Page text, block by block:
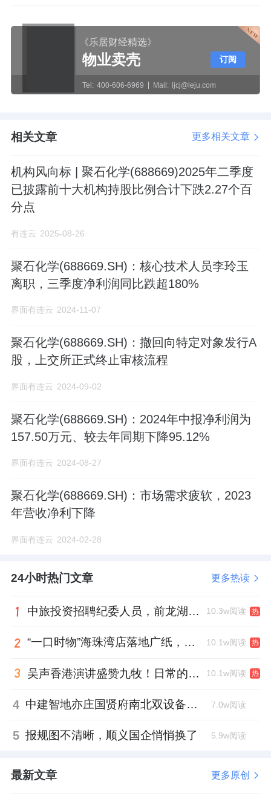
《乐居财经精选》
物业卖壳
Tel: 400-606-6969 Mail: ljcj@leju.com
订阅
相关文章 更多相关文章
机构风向标 | 聚石化学(688669)2025年二季度
已披露前十大机构持股比例合计下跌2.27个百
分点
有连云 2025-08-26
聚石化学(688669.SH)：核心技术人员李玲玉
离职，三季度净利润同比跌超180%
界面有连云 2024-11-07
聚石化学(688669.SH)：撤回向特定对象发行A
股，上交所正式终止审核流程
界面有连云 2024-09-02
聚石化学(688669.SH)：2024年中报净利润为
157.50万元、较去年同期下降95.12%
界面有连云 2024-08-27
聚石化学(688669.SH)：市场需求疲软，2023
年营收净利下降
界面有连云 2024-02-28
24小时热门文章 更多热读
中旅投资招聘纪委人员，前龙湖副总裁胡若翔掌舵 10.3w阅读 热
“一口时物”海珠湾店落地广纸，越秀地产以“新鲜现制”商业新场景打造社区高品质生活 10.1w阅读 热
吴声香港演讲盛赞九牧！日常的小锚点变成科技突破点！ 10.1w阅读 热
4 中建智地亦庄国贤府南北双设备平台，得房率创区域新高 7.0w阅读
5 报规图不清晰，顺义国企悄悄换了 5.9w阅读
最新文章 更多原创